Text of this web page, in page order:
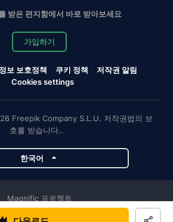
받은 편지함에서 바로 받아보세요
가입하기
보 보호정책 쿠키 정책
저작권 알림
Cookies settings
Freepik Company S.L.U. 저작권법의 보
호를 받습니다..
한국어
Magnific 프로젝트